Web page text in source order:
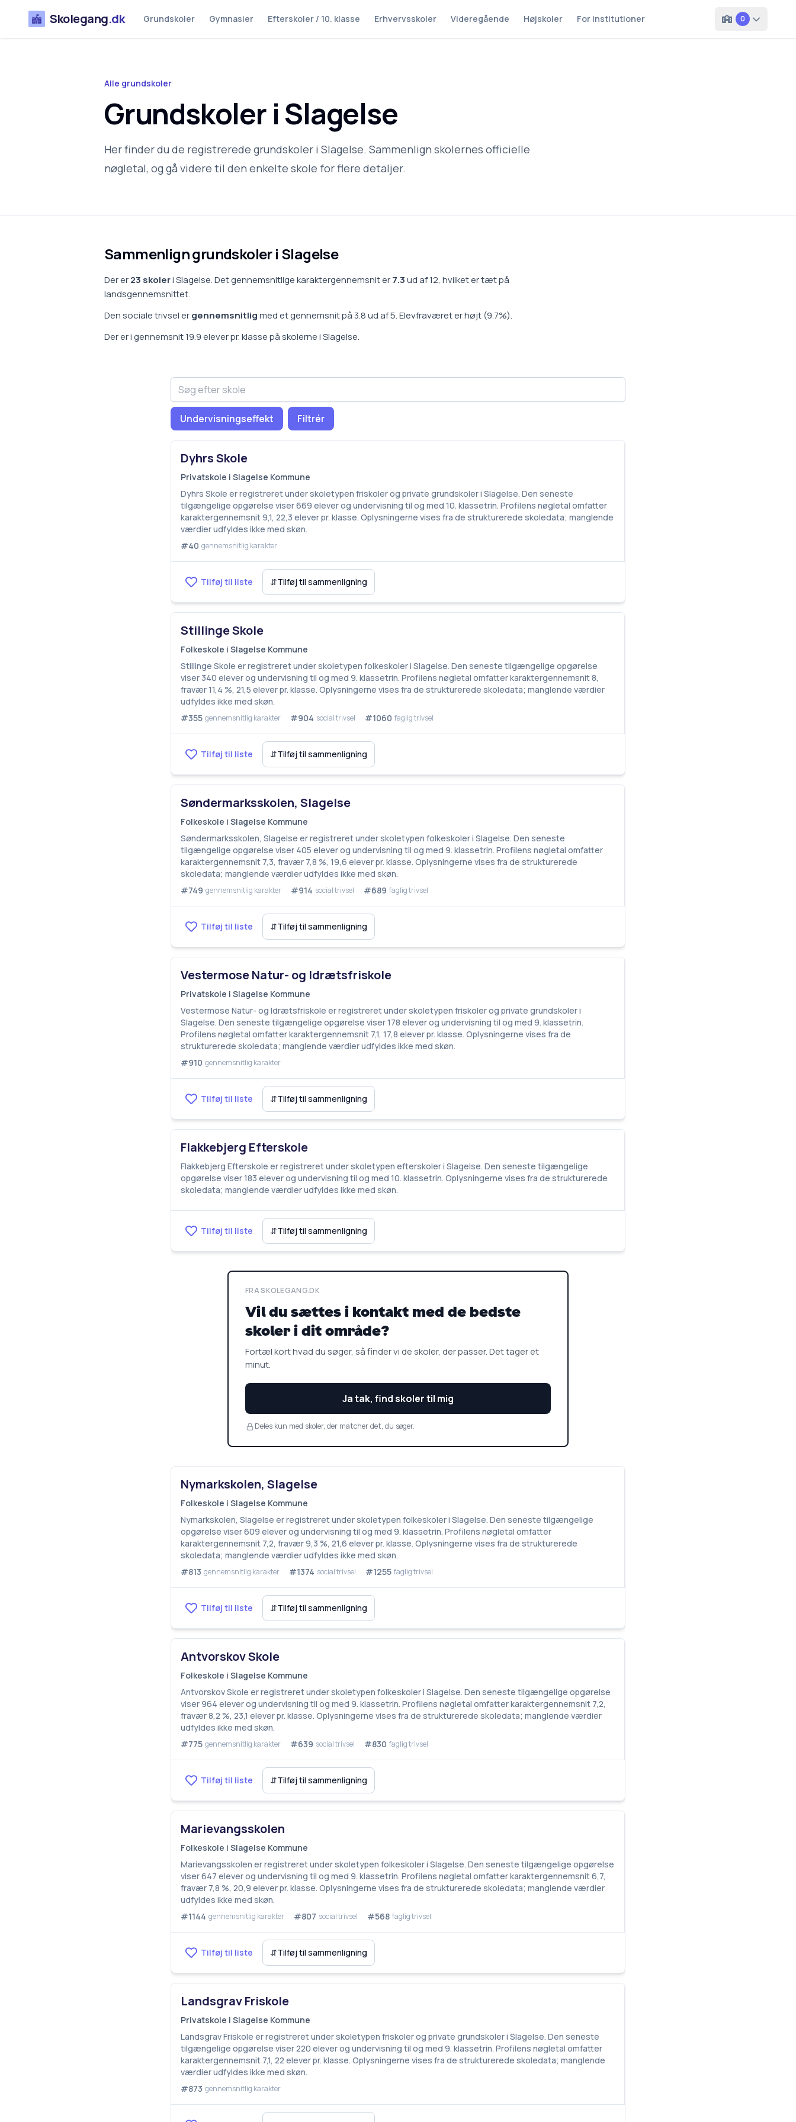
Skolegang.dk Grundskoler Gymnasier Efterskoler / 10. klasse Erhvervsskoler Videregående Højskoler For institutioner 0
Alle grundskoler
Grundskoler i Slagelse
Her finder du de registrerede grundskoler i Slagelse. Sammenlign skolernes officielle
nøgletal, og gå videre til den enkelte skole for flere detaljer.
Sammenlign grundskoler i Slagelse
Der er23 skoleriSlagelse.Det gennemsnitlige karaktergennemsnit er7.3ud af 12, hvilket ertæt på
landsgennemsnittet.
Den sociale trivsel ergennemsnitligmed et gennemsnit på 3.8ud af 5.Elevfraværet erhøjt (9.7%).
Der er i gennemsnit19.9elever pr. klasse påskolerne iSlagelse.
Undervisningseffekt Filtrér
Dyhrs Skole
Privatskole i Slagelse Kommune
Dyhrs Skole er registreret under skoletypen friskoler og private grundskoler i Slagelse. Den seneste
tilgængelige opgørelse viser 669 elever og undervisning til og med 10. klassetrin. Profilens nøgletal omfatter
karaktergennemsnit 9,1, 22,3 elever pr. klasse. Oplysningerne vises fra de strukturerede skoledata; manglende
værdier udfyldes ikke med skøn.
#40 gennemsnitlig karakter
Tilføj til liste ⇵Tilføj til sammenligning
Stillinge Skole
Folkeskole i Slagelse Kommune
Stillinge Skole er registreret under skoletypen folkeskoler i Slagelse. Den seneste tilgængelige opgørelse
viser 340 elever og undervisning til og med 9. klassetrin. Profilens nøgletal omfatter karaktergennemsnit 8,
fravær 11,4 %, 21,5 elever pr. klasse. Oplysningerne vises fra de strukturerede skoledata; manglende værdier
udfyldes ikke med skøn.
#355 gennemsnitlig karakter #904 social trivsel #1060 faglig trivsel
Tilføj til liste ⇵Tilføj til sammenligning
Søndermarksskolen, Slagelse
Folkeskole i Slagelse Kommune
Søndermarksskolen, Slagelse er registreret under skoletypen folkeskoler i Slagelse. Den seneste
tilgængelige opgørelse viser 405 elever og undervisning til og med 9. klassetrin. Profilens nøgletal omfatter
karaktergennemsnit 7,3, fravær 7,8 %, 19,6 elever pr. klasse. Oplysningerne vises fra de strukturerede
skoledata; manglende værdier udfyldes ikke med skøn.
#749 gennemsnitlig karakter #914 social trivsel #689 faglig trivsel
Tilføj til liste ⇵Tilføj til sammenligning
Vestermose Natur- og Idrætsfriskole
Privatskole i Slagelse Kommune
Vestermose Natur- og Idrætsfriskole er registreret under skoletypen friskoler og private grundskoler i
Slagelse. Den seneste tilgængelige opgørelse viser 178 elever og undervisning til og med 9. klassetrin.
Profilens nøgletal omfatter karaktergennemsnit 7,1, 17,8 elever pr. klasse. Oplysningerne vises fra de
strukturerede skoledata; manglende værdier udfyldes ikke med skøn.
#910 gennemsnitlig karakter
Tilføj til liste ⇵Tilføj til sammenligning
Flakkebjerg Efterskole
Flakkebjerg Efterskole er registreret under skoletypen efterskoler i Slagelse. Den seneste tilgængelige
opgørelse viser 183 elever og undervisning til og med 10. klassetrin. Oplysningerne vises fra de strukturerede
skoledata; manglende værdier udfyldes ikke med skøn.
Tilføj til liste ⇵Tilføj til sammenligning
FRA SKOLEGANG.DK
Vil du sættes i kontakt med de bedste
skoler i dit område?
Fortæl kort hvad du søger, så finder vi de skoler, der passer. Det tager et
minut.
Ja tak, find skoler til mig
Deles kun med skoler, der matcher det, du søger.
Nymarkskolen, Slagelse
Folkeskole i Slagelse Kommune
Nymarkskolen, Slagelse er registreret under skoletypen folkeskoler i Slagelse. Den seneste tilgængelige
opgørelse viser 609 elever og undervisning til og med 9. klassetrin. Profilens nøgletal omfatter
karaktergennemsnit 7,2, fravær 9,3 %, 21,6 elever pr. klasse. Oplysningerne vises fra de strukturerede
skoledata; manglende værdier udfyldes ikke med skøn.
#813 gennemsnitlig karakter #1374 social trivsel #1255 faglig trivsel
Tilføj til liste ⇵Tilføj til sammenligning
Antvorskov Skole
Folkeskole i Slagelse Kommune
Antvorskov Skole er registreret under skoletypen folkeskoler i Slagelse. Den seneste tilgængelige opgørelse
viser 964 elever og undervisning til og med 9. klassetrin. Profilens nøgletal omfatter karaktergennemsnit 7,2,
fravær 8,2 %, 23,1 elever pr. klasse. Oplysningerne vises fra de strukturerede skoledata; manglende værdier
udfyldes ikke med skøn.
#775 gennemsnitlig karakter #639 social trivsel #830 faglig trivsel
Tilføj til liste ⇵Tilføj til sammenligning
Marievangsskolen
Folkeskole i Slagelse Kommune
Marievangsskolen er registreret under skoletypen folkeskoler i Slagelse. Den seneste tilgængelige opgørelse
viser 647 elever og undervisning til og med 9. klassetrin. Profilens nøgletal omfatter karaktergennemsnit 6,7,
fravær 7,8 %, 20,9 elever pr. klasse. Oplysningerne vises fra de strukturerede skoledata; manglende værdier
udfyldes ikke med skøn.
#1144 gennemsnitlig karakter #807 social trivsel #568 faglig trivsel
Tilføj til liste ⇵Tilføj til sammenligning
Landsgrav Friskole
Privatskole i Slagelse Kommune
Landsgrav Friskole er registreret under skoletypen friskoler og private grundskoler i Slagelse. Den seneste
tilgængelige opgørelse viser 220 elever og undervisning til og med 9. klassetrin. Profilens nøgletal omfatter
karaktergennemsnit 7,1, 22 elever pr. klasse. Oplysningerne vises fra de strukturerede skoledata; manglende
værdier udfyldes ikke med skøn.
#873 gennemsnitlig karakter